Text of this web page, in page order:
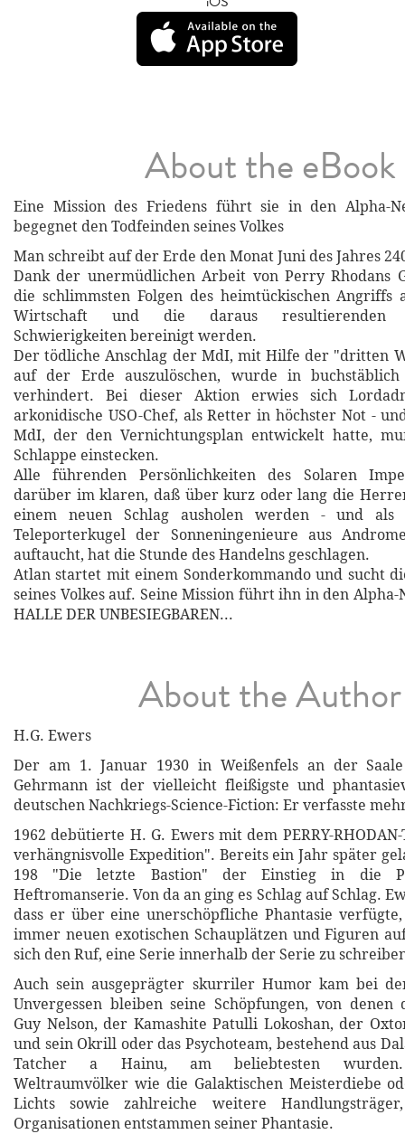
About the eBook
Eine Mission des Friedens führt sie in den Alpha-
begegnet den Todfeinden seines Volkes
Man schreibt auf der Erde den Monat Juni des Jahres
Dank der unermüdlichen Arbeit von Perry Rhodans
die schlimmsten Folgen des heimtückischen
Wirtschaft und die daraus resultierenden
Schwierigkeiten bereinigt werden.
Der tödliche Anschlag der MdI, mit Hilfe der "dritten
auf der Erde auszulöschen, wurde in
verhindert. Bei dieser Aktion erwies sich
arkonidische USO-Chef, als Retter in höchster Not -
MdI, der den Vernichtungsplan entwickelt hatte,
Schlappe einstecken.
Alle führenden Persönlichkeiten des Solaren
darüber im klaren, daß über kurz oder lang die
einem neuen Schlag ausholen werden - und als
Teleporterkugel der Sonneningenieure aus
auftaucht, hat die Stunde des Handelns geschlagen.
Atlan startet mit einem Sonderkommando und sucht
seines Volkes auf. Seine Mission führt ihn in den Alpha-
HALLE DER UNBESIEGBAREN...
About the Author
H.G. Ewers
Der am 1. Januar 1930 in Weißenfels an der
Gehrmann ist der vielleicht fleißigste und
deutschen Nachkriegs-Science-Fiction: Er verfasste
1962 debütierte H. G. Ewers mit dem PERRY-
verhängnisvolle Expedition". Bereits ein Jahr später
198 "Die letzte Bastion" der Einstieg in die
Heftromanserie. Von da an ging es Schlag auf Schlag.
dass er über eine unerschöpfliche Phantasie
immer neuen exotischen Schauplätzen und Figuren
sich den Ruf, eine Serie innerhalb der Serie zu
Auch sein ausgeprägter skurriler Humor kam bei
Unvergessen bleiben seine Schöpfungen, von denen
Guy Nelson, der Kamashite Patulli Lokoshan, der
und sein Okrill oder das Psychoteam, bestehend aus
Tatcher a Hainu, am beliebtesten wurden.
Weltraumvölker wie die Galaktischen Meisterdiebe
Lichts sowie zahlreiche weitere
Organisationen entstammen seiner Phantasie.